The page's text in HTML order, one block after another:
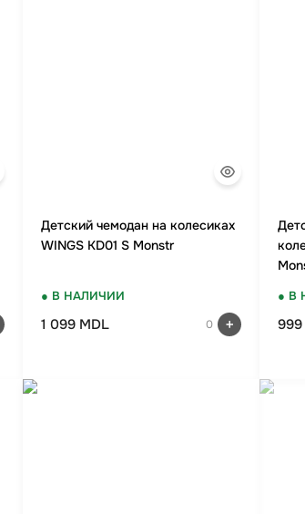
Детский чемодан на колесиках
WINGS KD01 S Monstr
● В НАЛИЧИИ
1 099 MDL 0
● В
999